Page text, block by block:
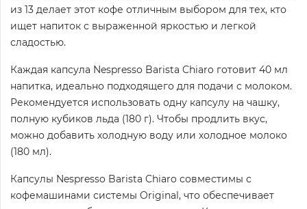
из 13 делает этот кофе отличным выбором для тех, кто
ищет напиток с выраженной яркостью и легкой
сладостью.
Каждая капсула Nespresso Barista Chiaro готовит 40 мл
напитка, идеально подходящего для подачи с молоком.
Рекомендуется использовать одну капсулу на чашку,
полную кубиков льда (180 г). Чтобы продлить вкус,
можно добавить холодную воду или холодное молоко
(180 мл).
Капсулы Nespresso Barista Chiaro совместимы с
кофемашинами системы Original, что обеспечивает